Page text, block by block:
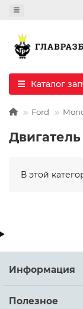
Каталог
Ford
Двигатель
В этой
Информация
Полезное